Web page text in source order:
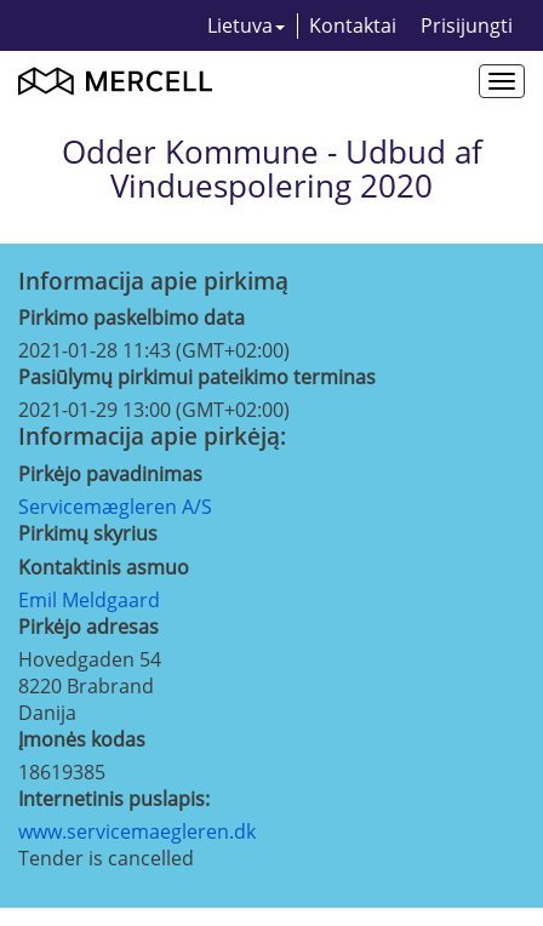
Lietuva Kontaktai Prisijungti
Odder Kommune - Udbud af
Vinduespolering 2020
Informacija apie pirkimą
Pirkimo paskelbimo data
2021-01-28 11:43 (GMT+02:00)
Pasiūlymų pirkimui pateikimo terminas
2021-01-29 13:00 (GMT+02:00)
Informacija apie pirkėją:
Pirkėjo pavadinimas
Servicemægleren A/S
Pirkimų skyrius
Kontaktinis asmuo
Emil Meldgaard
Pirkėjo adresas
Hovedgaden 54
8220 Brabrand
Danija
Įmonės kodas
18619385
Internetinis puslapis:
www.servicemaegleren.dk
Tender is cancelled